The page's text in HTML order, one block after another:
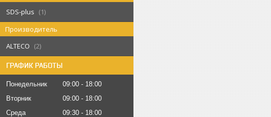
SDS-plus
1
Производитель
ALTECO
2
ГРАФИК РАБОТЫ
Понедельник 09:00
18:00
Вторник
09:00
18:00
Среда
09:30
18:00